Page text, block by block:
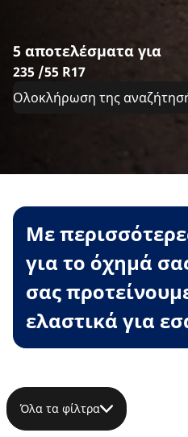
5 αποτελέσματα για
235 /55 R17
Ολοκλήρωση της
Με
για το όχημά
σας
ελαστικά για
Όλα τα φίλτρα